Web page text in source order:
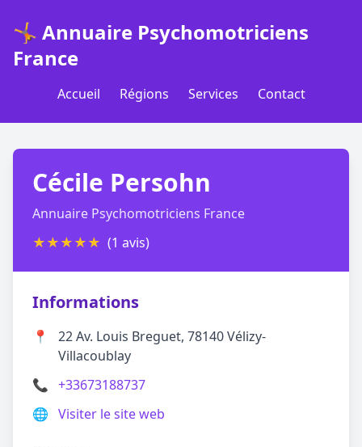
🤸 Annuaire Psychomotriciens
France
Accueil Régions Services Contact
Cécile Persohn
Annuaire Psychomotriciens France
★★★★★ (1 avis)
Informations
📍
22 Av. Louis Breguet, 78140 Vélizy-
Villacoublay
📞 +33673188737
🌐 Visiter le site web